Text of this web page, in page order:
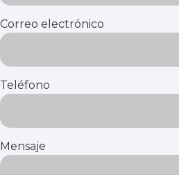
Correo electrónico
Teléfono
Mensaje